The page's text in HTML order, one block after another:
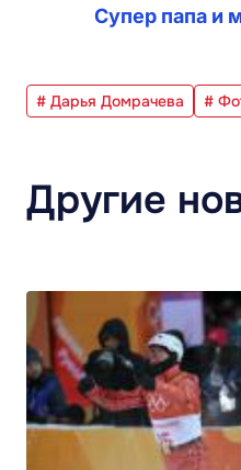
Супер папа и
# Дарья Домрачева #
Другие